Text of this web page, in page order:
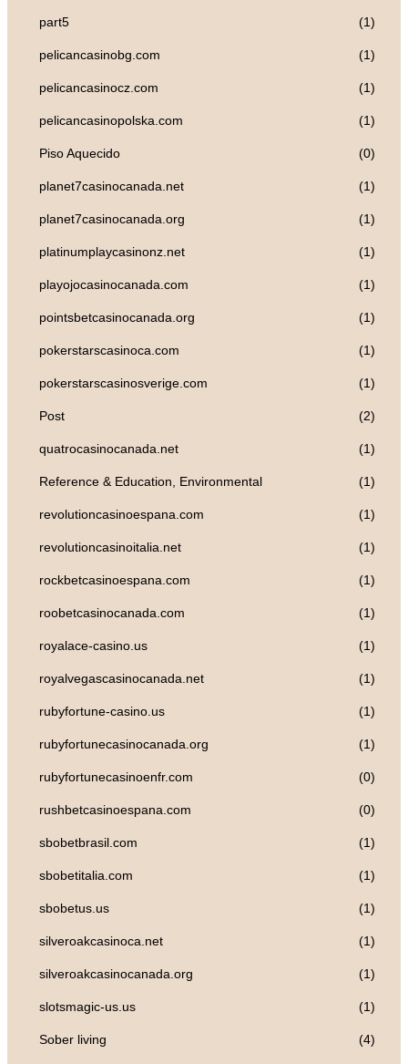
part5 (1)
pelicancasinobg.com (1)
pelicancasinocz.com (1)
pelicancasinopolska.com (1)
Piso Aquecido (0)
planet7casinocanada.net (1)
planet7casinocanada.org (1)
platinumplaycasinonz.net (1)
playojocasinocanada.com (1)
pointsbetcasinocanada.org (1)
pokerstarscasinoca.com (1)
pokerstarscasinosverige.com (1)
Post (2)
quatrocasinocanada.net (1)
Reference & Education, Environmental (1)
revolutioncasinoespana.com (1)
revolutioncasinoitalia.net (1)
rockbetcasinoespana.com (1)
roobetcasinocanada.com (1)
royalace-casino.us (1)
royalvegascasinocanada.net (1)
rubyfortune-casino.us (1)
rubyfortunecasinocanada.org (1)
rubyfortunecasinoenfr.com (0)
rushbetcasinoespana.com (0)
sbobetbrasil.com (1)
sbobetitalia.com (1)
sbobetus.us (1)
silveroakcasinoca.net (1)
silveroakcasinocanada.org (1)
slotsmagic-us.us (1)
Sober living (4)